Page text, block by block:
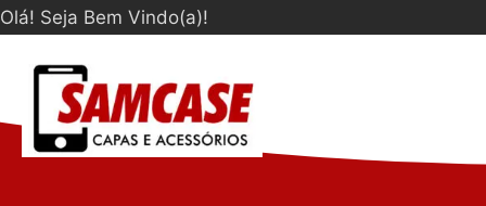
Olá! Seja Bem Vindo(a)!